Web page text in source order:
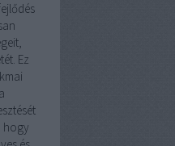
Ez
hogy